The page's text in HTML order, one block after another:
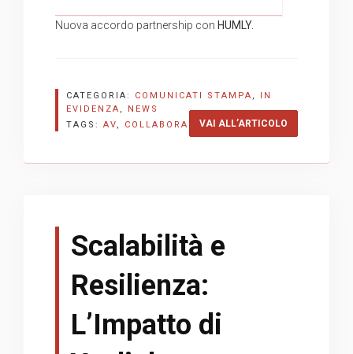
Nuova accordo partnership con HUMLY.
VAI ALL’ARTICOLO
CATEGORIA: COMUNICATI STAMPA ,
IN
EVIDENZA ,
NEWS
TAGS: AV, COLLABORAZIONE
Scalabilità e
Resilienza:
L’Impatto di